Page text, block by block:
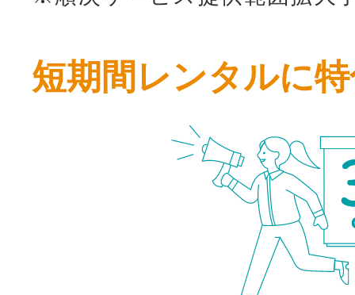
短期間レンタルに